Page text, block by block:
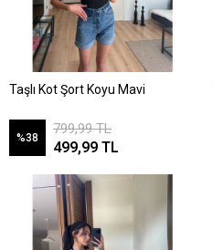
Taşlı Kot Şort Koyu Mavi
%38
799,99 TL
499,99 TL